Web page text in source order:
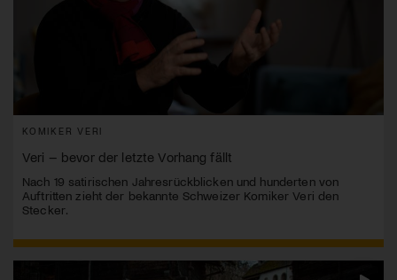
KOMIKER VERI
Veri – bevor der letzte Vorhang fällt
Nach 19 satirischen Jahresrückblicken und hunderten von
Auftritten zieht der bekannte Schweizer Komiker Veri den
Stecker.